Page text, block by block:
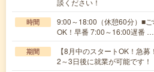
談ください！
時間
9:00～18:00（休憩60分）■
OK！早番 7:00～16:00遅番 …
期間
【8月中のスタートOK！急
2～3日後に就業が可能です！